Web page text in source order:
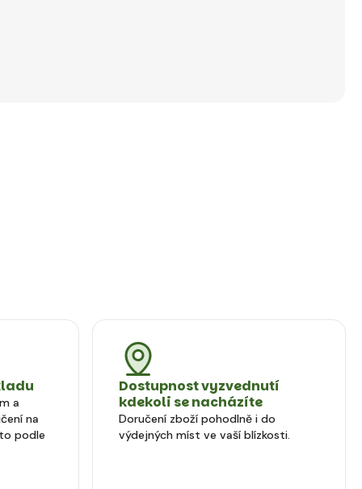
a
na
podle
Dostupnost vyzvednutí
kdekoli se nacházíte
Doručení zboží pohodlně i do
výdejných míst ve vaší blízkosti.